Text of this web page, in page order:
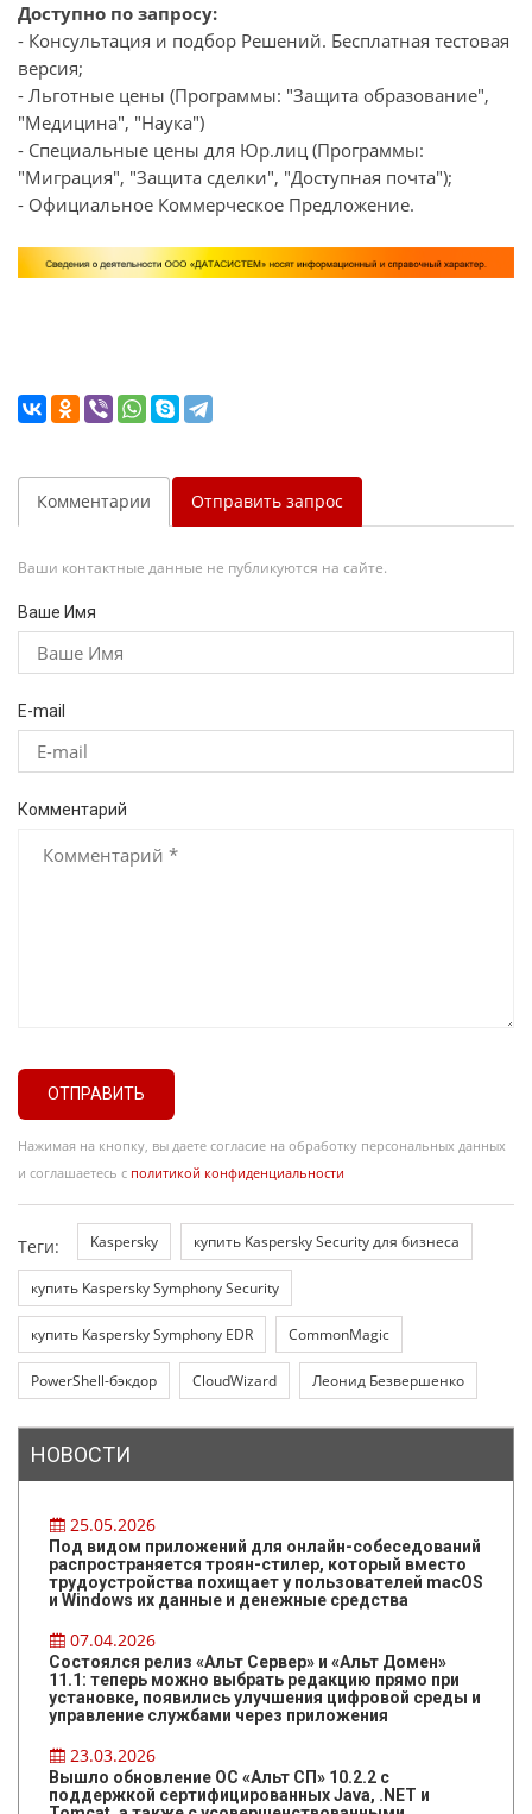
Доступно по запросу:
- Консультация и подбор Решений. Бесплатная тестовая
версия;
- Льготные цены (Программы: "Защита образование",
"Медицина", "Наука")
- Специальные цены для Юр.лиц (Программы:
"Миграция", "Защита сделки", "Доступная почта");
- Официальное Коммерческое Предложение.
Комментарии Отправить запрос
Ваши контактные данные не публикуются на сайте.
Ваше Имя
E-mail
Комментарий
ОТПРАВИТЬ
Нажимая на кнопку, вы даете согласие на обработку персональных данных
и соглашаетесь с политикой конфиденциальности
Теги: Kaspersky купить Kaspersky Security для бизнеса
купить Kaspersky Symphony Security
купить Kaspersky Symphony EDR CommonMagic
PowerShell-бэкдор CloudWizard Леонид Безвершенко
НОВОСТИ
25.05.2026
Под видом приложений для онлайн-собеседований
распространяется троян-стилер, который вместо
трудоустройства похищает у пользователей macOS
и Windows их данные и денежные средства
07.04.2026
Состоялся релиз «Альт Сервер» и «Альт Домен»
11.1: теперь можно выбрать редакцию прямо при
установке, появились улучшения цифровой среды и
управление службами через приложения
23.03.2026
Вышло обновление ОС «Альт СП» 10.2.2 с
поддержкой сертифицированных Java, .NET и